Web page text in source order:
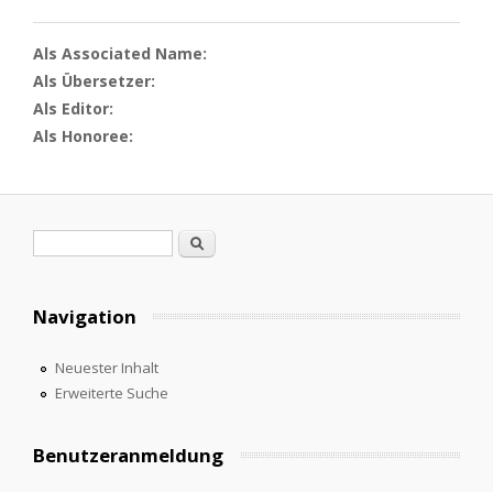
Als Associated Name:
Als Übersetzer:
Als Editor:
Als Honoree:
Suche
Navigation
Neuester Inhalt
Erweiterte Suche
Benutzeranmeldung